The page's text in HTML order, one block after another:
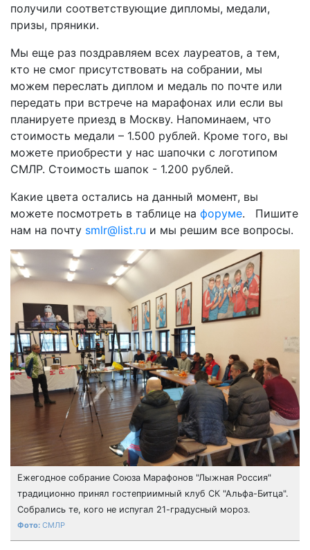
получили соответствующие дипломы, медали,
призы, пряники.
Мы еще раз поздравляем всех лауреатов, а тем,
кто не смог присутствовать на собрании, мы
можем переслать диплом и медаль по почте или
передать при встрече на марафонах или если вы
планируете приезд в Москву. Напоминаем, что
стоимость медали – 1.500 рублей. Кроме того, вы
можете приобрести у нас шапочки с логотипом
СМЛР. Стоимость шапок - 1.200 рублей.
Какие цвета остались на данный момент, вы
можете посмотреть в таблице на форуме. Пишите
нам на почту smlr@list.ru и мы решим все вопросы.
Ежегодное собрание Союза Марафонов "Лыжная Россия"
традиционно принял гостеприимный клуб СК "Альфа-Битца".
Собрались те, кого не испугал 21-градусный мороз.
СМЛР